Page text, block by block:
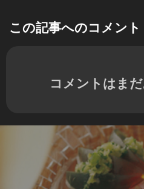
この記事へのコメント
コメントはまだ